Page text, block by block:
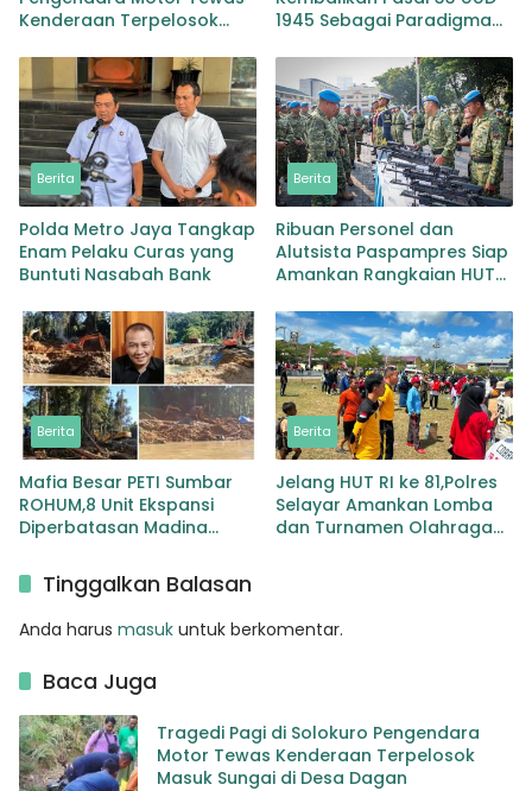
Kenderaan Terpelosok
Dagan
1945 Sebagai Paradigma
Nasional
Berita
Polda Metro Jaya Tangkap
Enam Pelaku Curas yang
Buntuti Nasabah Bank
Berita
Ribuan Personel dan
Alutsista Paspampres Siap
Amankan Rangkaian HUT
Berita
Mafia Besar PETI Sumbar
ROHUM,8 Unit Ekspansi
Diperbatasan Madina
Berita
Jelang HUT RI ke 81,Polres
Selayar Amankan Lomba
dan Turnamen Olahraga
Tinggalkan Balasan
Anda harus masuk untuk berkomentar.
Baca Juga
Tragedi Pagi di Solokuro Pengendara
Motor Tewas Kenderaan Terpelosok
Masuk Sungai di Desa Dagan